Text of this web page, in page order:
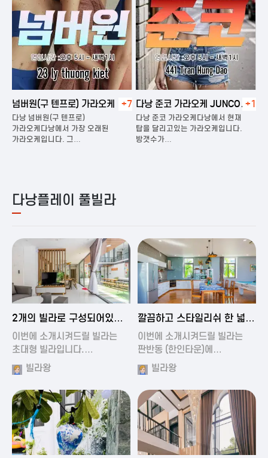
넘버원(구 텐프로) 가라오케 +7
다낭 넘버원(구 텐프로)
가라오케다낭에서 가장 오래된
가라오케입니다. 그…
다낭 준코 가라오케 JUNCO
KARAOKE
+1
다낭 준코 가라오케다낭에서 현재
탑을 달리고있는 가라오케입니다.
방갯수가…
다낭플레이 풀빌라
2024-11-19 00:54
2개의 빌라로 구성되어있는
대형 풀빌…
이번에 소개시켜드릴 빌라는
초대형 빌라입니다.…
빌라왕
2024-11-19 01:27
깔끔하고 스타일리쉬 한 넓은
풀빌라
이번에 소개시켜드릴 빌라는
판반동 (한인타운)에…
빌라왕